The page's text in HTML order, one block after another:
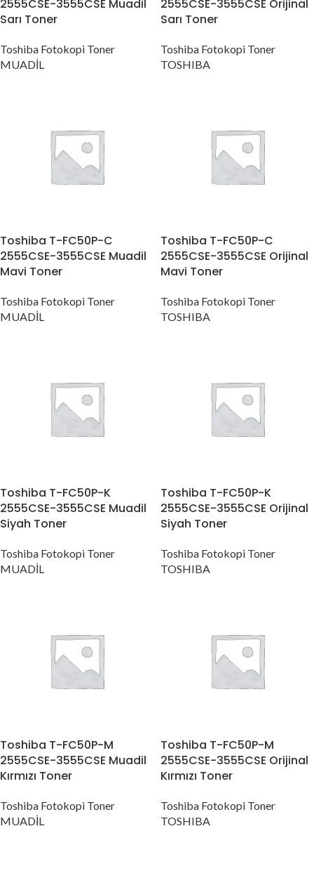
2555CSE-3555CSE Muadil
Sarı Toner
Toshiba Fotokopi Toner
MUADİL
2555CSE-3555CSE Orijinal
Sarı Toner
Toshiba Fotokopi Toner
TOSHIBA
Toshiba T-FC50P-C
2555CSE-3555CSE Muadil
Mavi Toner
Toshiba Fotokopi Toner
MUADİL
Toshiba T-FC50P-C
2555CSE-3555CSE Orijinal
Mavi Toner
Toshiba Fotokopi Toner
TOSHIBA
Toshiba T-FC50P-K
2555CSE-3555CSE Muadil
Siyah Toner
Toshiba Fotokopi Toner
MUADİL
Toshiba T-FC50P-K
2555CSE-3555CSE Orijinal
Siyah Toner
Toshiba Fotokopi Toner
TOSHIBA
Toshiba T-FC50P-M
2555CSE-3555CSE Muadil
Kırmızı Toner
Toshiba Fotokopi Toner
MUADİL
Toshiba T-FC50P-M
2555CSE-3555CSE Orijinal
Kırmızı Toner
Toshiba Fotokopi Toner
TOSHIBA